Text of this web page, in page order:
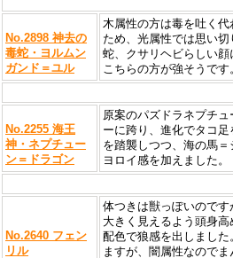
No.2898 神去の
毒蛇・ヨルムン
ガンド＝ユル
木属性の方は毒を吐く
ため、光属性では思い
蛇、クサリヘビらしい
こちらの方が強そうです
No.2255 海王
神・ネプチュー
ン＝ドラゴン
原案のパズドラネプチ
ーに跨り、進化でタコ
を踏襲しつつ、海の馬
ヨロイ感を加えました。
No.2640 フェン
リル
体つきは獣っぽいのです
大きく見えるよう頭身
配色で狼感を出しまし
ますが、闇属性なので